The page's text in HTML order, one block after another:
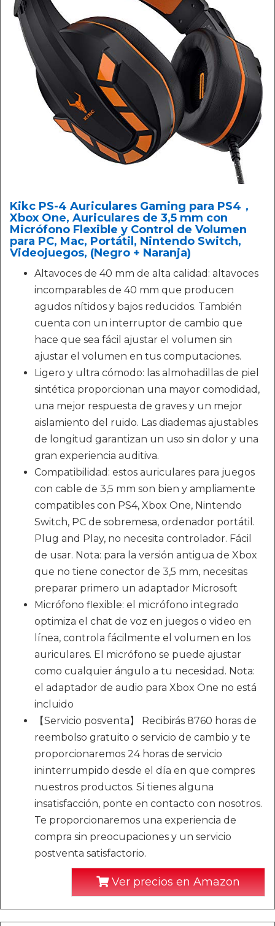
Kikc PS-4 Auriculares Gaming para PS4，
Xbox One, Auriculares de 3,5 mm con
Micrófono Flexible y Control de Volumen
para PC, Mac, Portátil, Nintendo Switch,
Videojuegos, (Negro + Naranja)
Altavoces de 40 mm de alta calidad: altavoces
incomparables de 40 mm que producen
agudos nítidos y bajos reducidos. También
cuenta con un interruptor de cambio que
hace que sea fácil ajustar el volumen sin
ajustar el volumen en tus computaciones.
Ligero y ultra cómodo: las almohadillas de piel
sintética proporcionan una mayor comodidad,
una mejor respuesta de graves y un mejor
aislamiento del ruido. Las diademas ajustables
de longitud garantizan un uso sin dolor y una
gran experiencia auditiva.
Compatibilidad: estos auriculares para juegos
con cable de 3,5 mm son bien y ampliamente
compatibles con PS4, Xbox One, Nintendo
Switch, PC de sobremesa, ordenador portátil.
Plug and Play, no necesita controlador. Fácil
de usar. Nota: para la versión antigua de Xbox
que no tiene conector de 3,5 mm, necesitas
preparar primero un adaptador Microsoft
Micrófono flexible: el micrófono integrado
optimiza el chat de voz en juegos o video en
línea, controla fácilmente el volumen en los
auriculares. El micrófono se puede ajustar
como cualquier ángulo a tu necesidad. Nota:
el adaptador de audio para Xbox One no está
incluido
【Servicio posventa】 Recibirás 8760 horas de
reembolso gratuito o servicio de cambio y te
proporcionaremos 24 horas de servicio
ininterrumpido desde el día en que compres
nuestros productos. Si tienes alguna
insatisfacción, ponte en contacto con nosotros.
Te proporcionaremos una experiencia de
compra sin preocupaciones y un servicio
postventa satisfactorio.
Ver precios en Amazon